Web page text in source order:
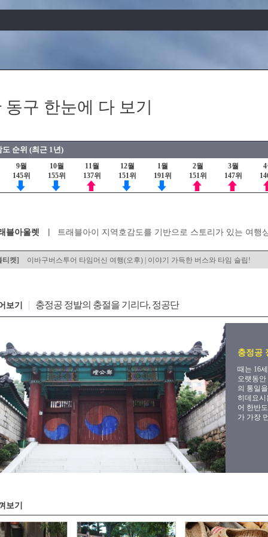
동구 한눈에 다 보기
순위 (최근 1년)
9월
145위
10월
155위
11월
137위
12월
151위
1월
191위
2월
151위
3월
147위
블아울렛 트래블아이 지역호감도를 기반으로 스토리가 있는 여행
티켓] 이바구버스투어 타임머신 여행(오전) | ‘이바구버스’로 즐기는 시간여행
보기 충정공 정발의 충절을 기리다, 정공단
충정공
때는 16
오랫동
의 통일
히데요시
어 한반
가 가장
보기